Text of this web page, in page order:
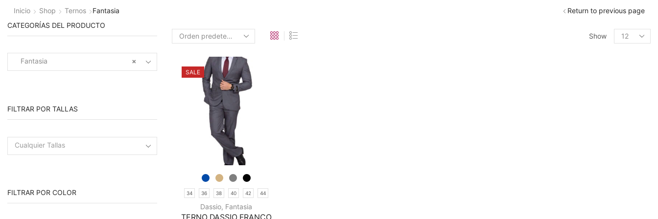
Inicio Shop Ternos Fantasia Return to previous page
Show
per
page
SALE
34 36 38 40 42 44
Dassio, Fantasia
CATEGORÍAS DEL PRODUCTO
×
Fantasia
FILTRAR POR TALLAS
Cualquier Tallas
FILTRAR POR COLOR